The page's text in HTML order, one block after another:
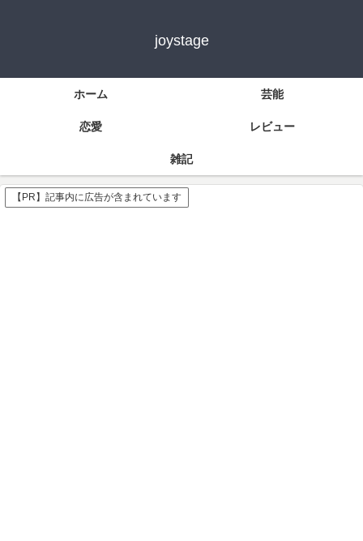
joystage
ホーム 芸能
恋愛 レビュー
雑記
【PR】記事内に広告が含まれています